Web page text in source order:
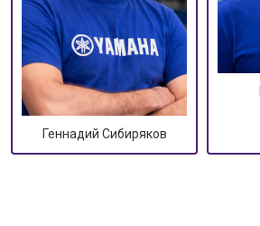
Геннадий Сибиряков